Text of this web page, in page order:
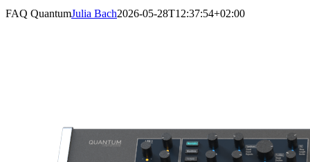
FAQ QuantumJulia Bach2026-05-28T12:37:54+02:00